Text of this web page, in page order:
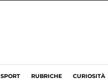
SPORT RUBRICHE CURIOSITÀ